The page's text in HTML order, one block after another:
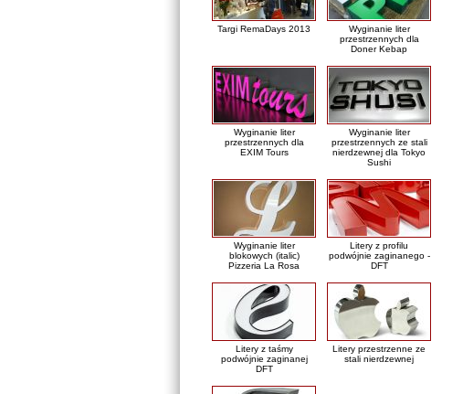
Targi RemaDays 2013
Wyginanie liter
przestrzennych dla
Doner Kebap
Wyginanie liter
przestrzennych dla
EXIM Tours
Wyginanie liter
przestrzennych ze stali
nierdzewnej dla Tokyo
Sushi
Wyginanie liter
blokowych (italic)
Pizzeria La Rosa
Litery z profilu
podwójnie zaginanego -
DFT
Litery z taśmy
podwójnie zaginanej
DFT
Litery przestrzenne ze
stali nierdzewnej